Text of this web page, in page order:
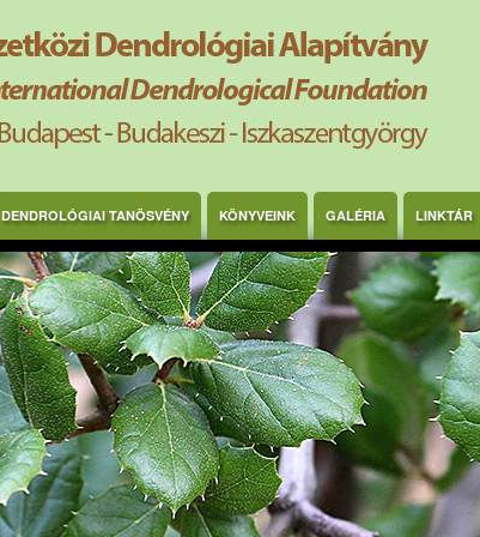
DENDROLÓGIAI TANÖSVÉNY KÖNYVEINK GALÉRIA LINKTÁR